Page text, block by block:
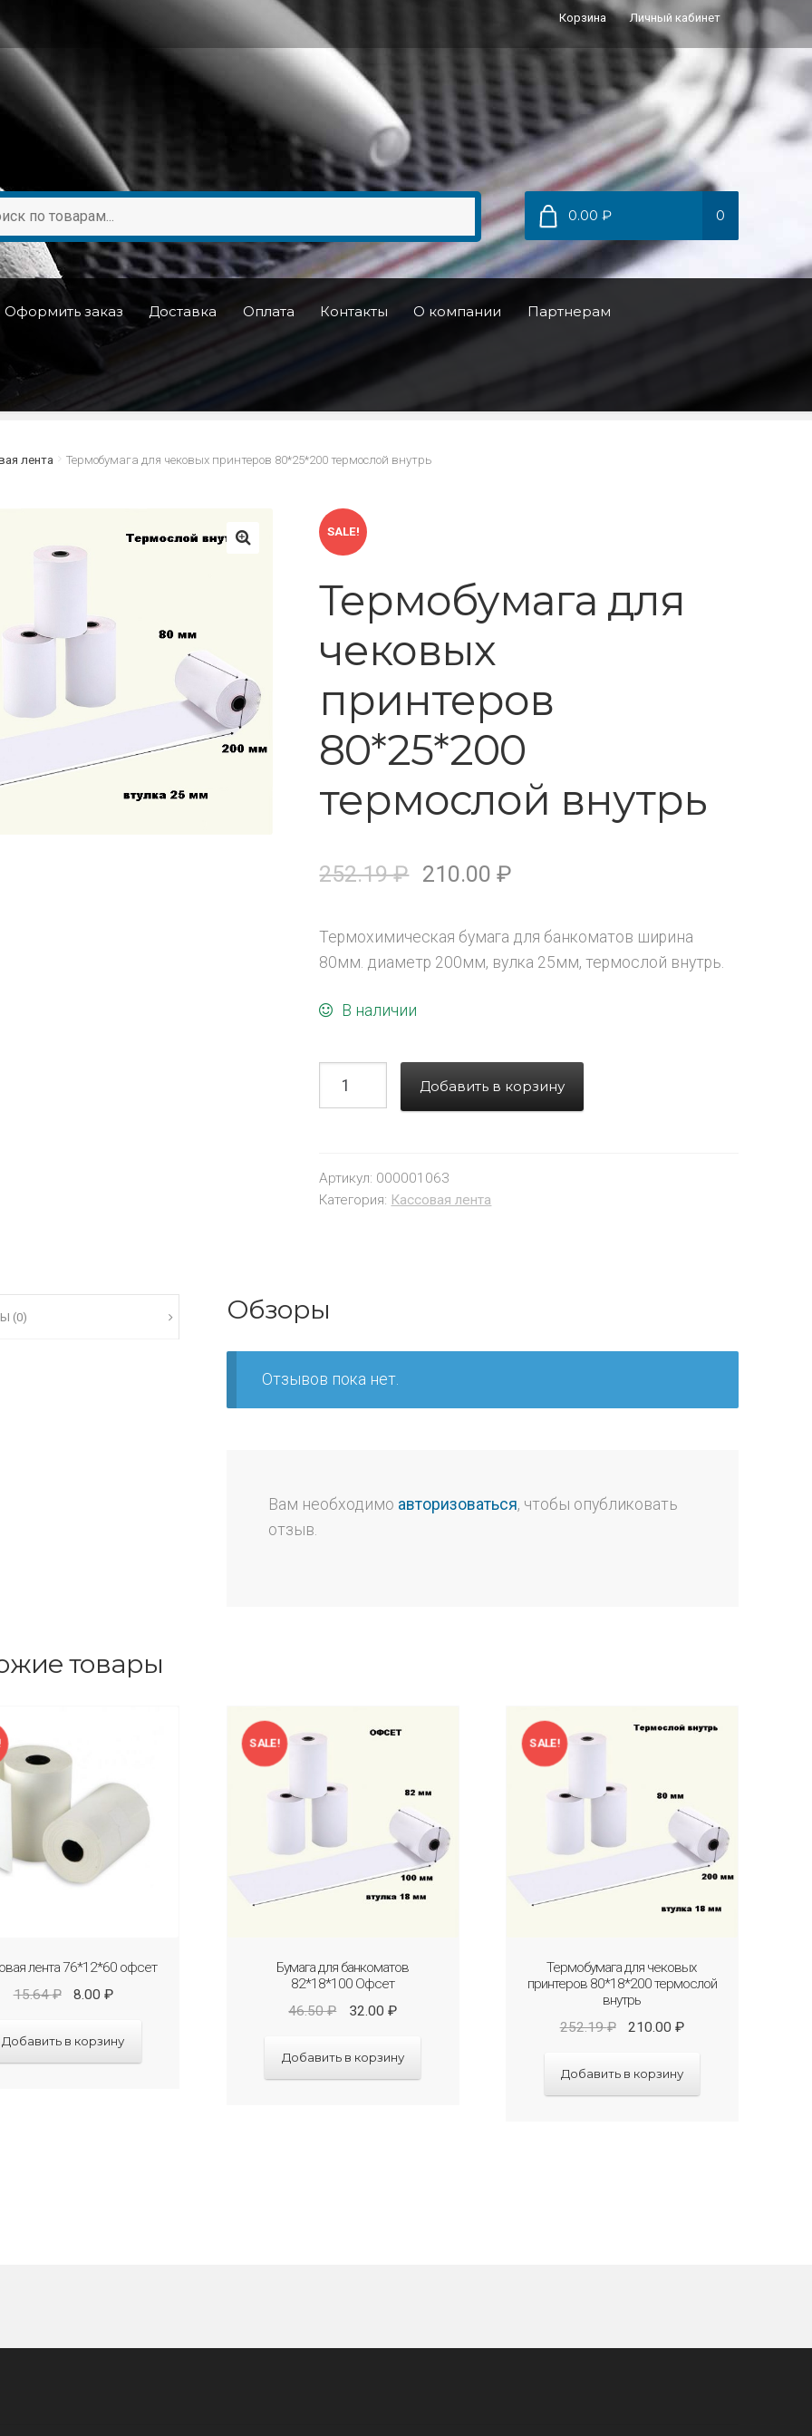
Корзина Личный кабинет
0.00 ₽ 0
Оформить заказ Доставка Оплата Контакты О компании Партнерам
лента Термобумага для чековых принтеров 80*25*200 термослой внутрь
SALE!
Термобумага для
чековых
принтеров
80*25*200
термослой внутрь
252.19₽ 210.00 ₽
Термохимическая бумага для банкоматов ширина
80мм. диаметр 200мм, вулка 25мм, термослой внутрь.
В наличии
Добавить в корзину
Артикул: 000001063
Категория: Кассовая лента
(0) Обзоры
Отзывов пока нет.
Вам необходимо авторизоваться, чтобы опубликовать
отзыв.
товары
лента 76*12*60 офсет
15.64₽ 8.00₽
Добавить в корзину
Бумага для банкоматов
82*18*100 Офсет
SALE!
46.50₽ 32.00 ₽
Добавить в корзину
Термобумага для чековых
принтеров 80*18*200 термослой
внутрь
SALE!
252.19₽ 210.00₽
Добавить в корзину